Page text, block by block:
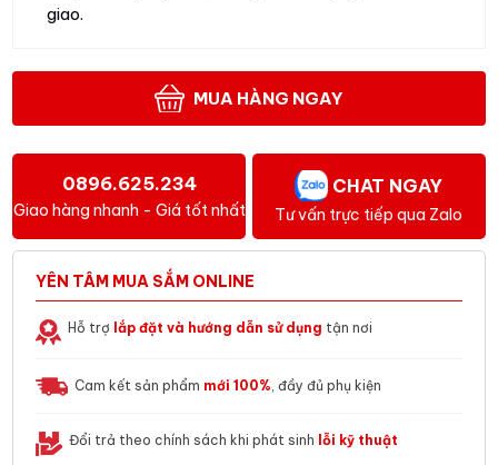
giao.
MUA HÀNG NGAY
0896.625.234
Giao hàng nhanh - Giá tốt nhất
CHAT NGAY
Tư vấn trực tiếp qua Zalo
YÊN TÂM MUA SẮM ONLINE
Hỗ trợ lắp đặt và hướng dẫn sử dụng tận nơi
Cam kết sản phẩm mới 100% , đầy đủ phụ kiện
Đổi trả theo chính sách khi phát sinh lỗi kỹ thuật